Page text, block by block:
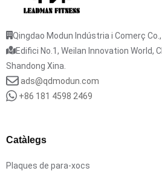
Qingdao Modun Indústria i Comerç
Edifici No.1, Weilan Innovation World,
Shandong Xina.
ads@qdmodun.com
+86 181 4598 2469
Catàlegs
Plaques de para-xocs